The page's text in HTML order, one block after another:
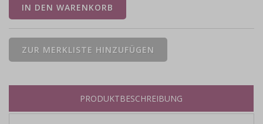
PRODUKTBESCHREIBUNG